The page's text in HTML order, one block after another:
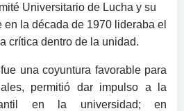
Universitario de Lucha y su
la década de 1970 lideraba el
crítica dentro de la unidad.
una coyuntura favorable para
permitió dar impulso a la
en la universidad; en